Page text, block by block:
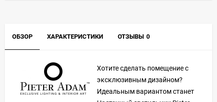
ОБЗОР ХАРАКТЕРИСТИКИ ОТЗЫВЫ 0
Хотите сделать помещение с
эксклюзивным дизайном?
Идеальным вариантом станет